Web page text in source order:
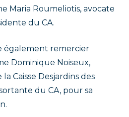
Maria Roumeliotis, avocate
du CA.
également remercier
Dominique Noiseux,
Caisse Desjardins des
du CA, pour sa